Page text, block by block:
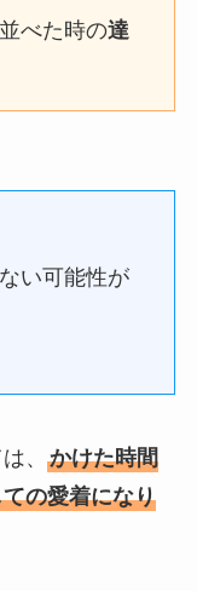
べた時の達
い可能性が
、 かけた時間
の愛着になり